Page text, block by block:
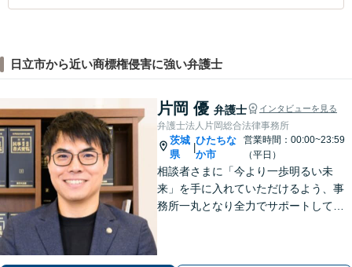
日立市から近い商標権侵害に強い弁護士
片岡 優 弁護士 インタビューを見る
弁護士法人片岡総合法律事務所
茨城
県
ひたちな
か市
営業時間：00:00~23:59
（平日）
相談者さまに「今より一歩明るい未
来」を手に入れていただけるよう、事
務所一丸となり全力でサポートしてま